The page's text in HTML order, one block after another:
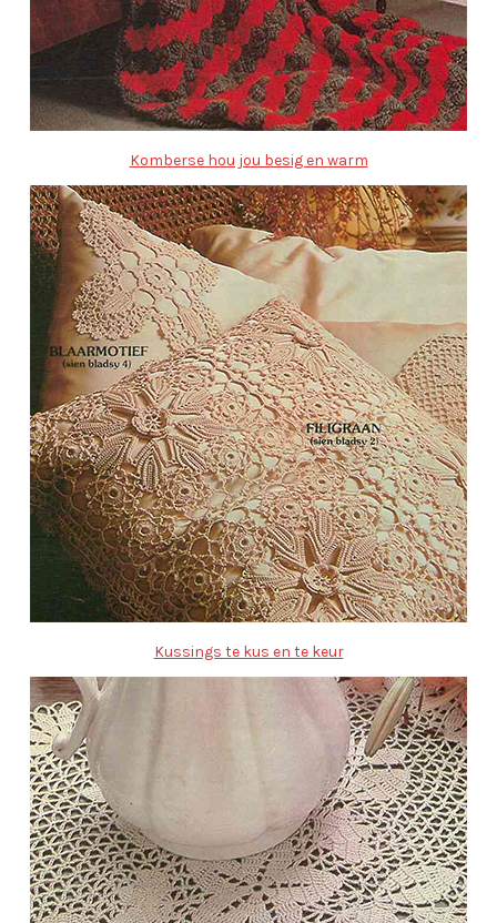
Komberse hou jou besig en warm
Kussings te kus en te keur